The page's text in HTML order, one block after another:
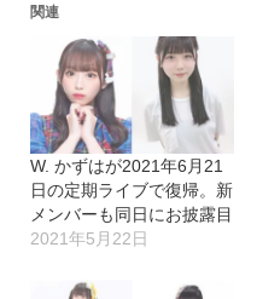
関連
W. かずはが2021年6月21
日の定期ライブで復帰。新
メンバーも同日にお披露目
2021年5月22日